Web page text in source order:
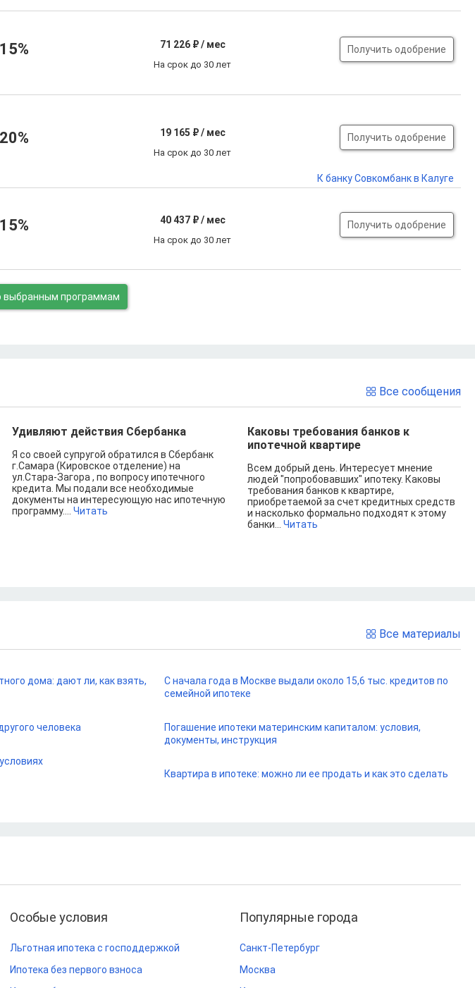
15% 71 226 ₽ / мес
На срок до 30 лет
Получить одобрение
20% 19 165 ₽ / мес
На срок до 30 лет
Получить одобрение
К банку Совкомбанк в Калуге
15% 40 437 ₽ / мес
На срок до 30 лет
Получить одобрение
выбранным программам
Все сообщения
Удивляют действия Сбербанка
Я со своей супругой обратился в Сбербанк
г.Самара (Кировское отделение) на
ул.Стара-Загора , по вопросу ипотечного
кредита. Мы подали все необходимые
документы на интересующую нас ипотечную
программу.... Читать
Каковы требования банков к
ипотечной квартире
Всем добрый день. Интересует мнение
людей "попробовавших" ипотеку. Каковы
требования банков к квартире,
приобретаемой за счет кредитных средств
и насколько формально подходят к этому
банки... Читать
Все материалы
дома: дают ли, как взять,
человека
С начала года в Москве выдали около 15,6 тыс. кредитов по
семейной ипотеке
Погашение ипотеки материнским капиталом: условия,
документы, инструкция
Квартира в ипотеке: можно ли ее продать и как это сделать
Особые условия
Льготная ипотека с господдержкой
Ипотека без первого взноса
Популярные города
Санкт-Петербург
Москва